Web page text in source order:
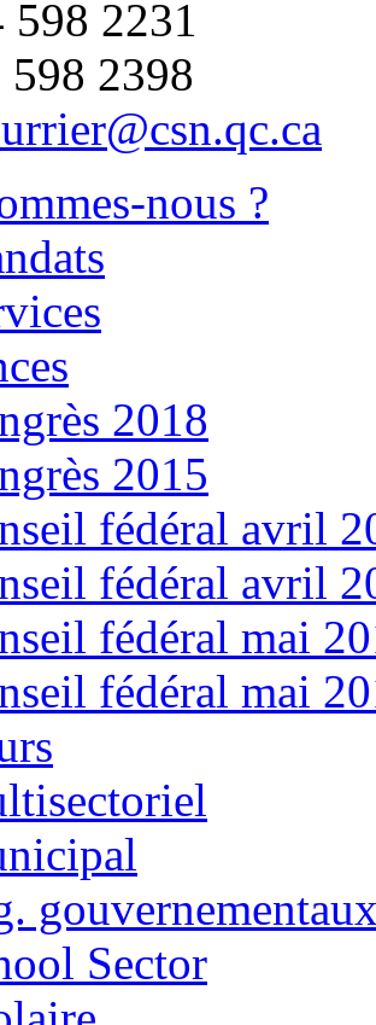
2231
2398
nous ?
2018
2015
fédéral avril
fédéral avril
fédéral mai
fédéral mai
Sector